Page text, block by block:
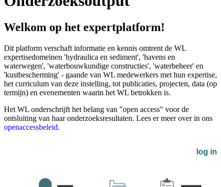
Welkom op het expertplatform!
Dit platform verschaft informatie en kennis omtrent de WL
expertisedomeinen 'hydraulica en sediment', 'havens en
waterwegen', 'waterbouwkundige constructies', 'waterbeheer' en
'kustbescherming' - gaande van WL medewerkers met hun expertise,
het curriculum van deze instelling, tot publicaties, projecten, data (op
termijn) en evenementen waarin het WL betrokken is.
Het WL onderschrijft het belang van "open access" voor de
ontsluiting van haar onderzoeksresultaten. Lees er meer over in ons
openaccessbeleid.
log in